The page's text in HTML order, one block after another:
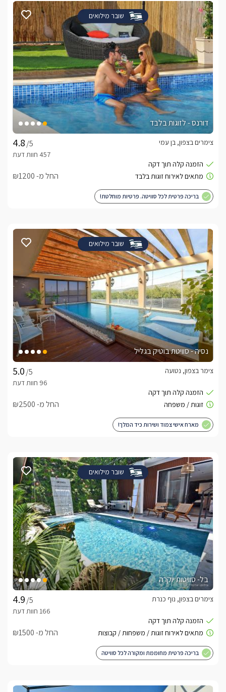
שובר מילואים
דורנס - לזוגות בלבד
/5
צימרים בצפון, בן עמי
החל מ- ₪1200
בריכה פרטית לכל סוויטה. פרטיות מוחלטת!
שובר מילואים
נסיה - סוויטת בוטיק בגליל
/5
צימר בצפון, נטועה
החל מ- ₪2500
מארח אישי צמוד ושירות כיד המלך!
שובר מילואים
בל- סוויטות יוקרה
/5
צימרים בצפון, נוף כנרת
החל מ- ₪1500
בריכה פרטית מחוממת ומקורה לכל סוויטה